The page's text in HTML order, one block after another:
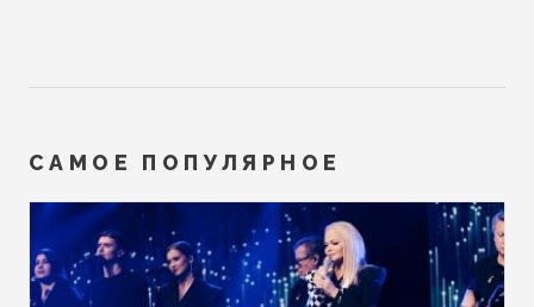
САМОЕ ПОПУЛЯРНОЕ